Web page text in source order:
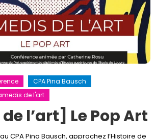
CPA Pina Bausch
de l'art
l’art] Le Pop Art
CPA Pina Bausch, approchez l’Histoire de